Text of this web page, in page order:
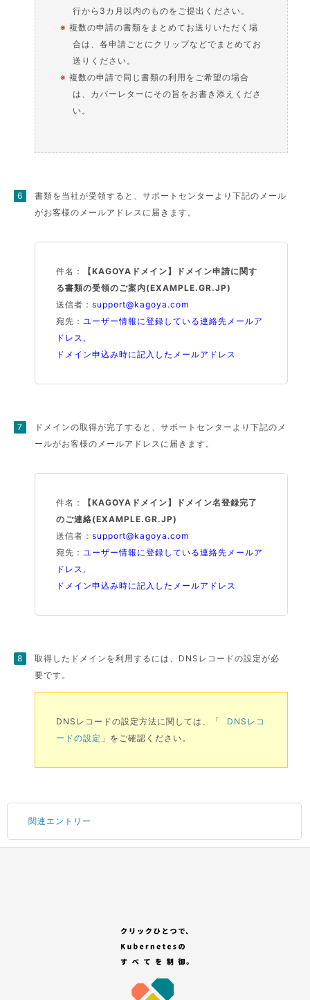
行から3カ月以内のものをご提出ください。
※複数の申請の書類をまとめてお送りいただく場
合は、各申請ごとにクリップなどでまとめてお
送りください。
※複数の申請で同じ書類の利用をご希望の場合
は、カバーレターにその旨をお書き添えくださ
い。
書類を当社が受領すると、サポートセンターより下記のメール
がお客様のメールアドレスに届きます。
件名：
【KAGOYAドメイン】ドメイン申請に関す
る書類の受領のご案内(EXAMPLE.GR.JP)
送信者：support@kagoya.com
宛先：ユーザー情報に登録している連絡先メールア
ドレス,
ドメイン申込み時に記入したメールアドレス
ドメインの取得が完了すると、サポートセンターより下記のメ
ールがお客様のメールアドレスに届きます。
件名：
【KAGOYAドメイン】ドメイン名登録完了
のご連絡(EXAMPLE.GR.JP)
送信者：support@kagoya.com
宛先：ユーザー情報に登録している連絡先メールア
ドレス,
ドメイン申込み時に記入したメールアドレス
取得したドメインを利用するには、DNSレコードの設定が必
要です。
DNSレコードの設定方法に関しては、「
DNSレコ
ードの設定 」をご確認ください。
関連エントリー
「セレクトプラン(有償プラン)」を選択する